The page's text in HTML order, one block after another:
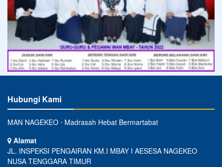
Hubungi Kami
MAN NAGEKEO ⋅ Madrasah Hebat Bermartabat
Alamat
JL. INSPEKSI PENGAIRAN KM.I MBAY I AESESA NAGEKEO
NUSA TENGGARA TIMUR